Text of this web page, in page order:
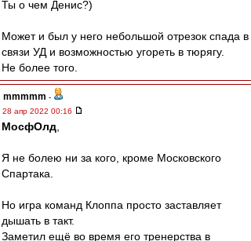
Ты о чем Денис?)
Может и был у него небольшой отрезок спада в
связи УД и возможностью угореть в тюрягу.
Не более того.
mmmmm -
28 апр 2022 00:16
МосфОлд
Я не болею ни за кого, кроме Московского
Спартака.
Но игра команд Клоппа просто заставляет
дышать в такт.
Заметил ещё во время его тренерства в